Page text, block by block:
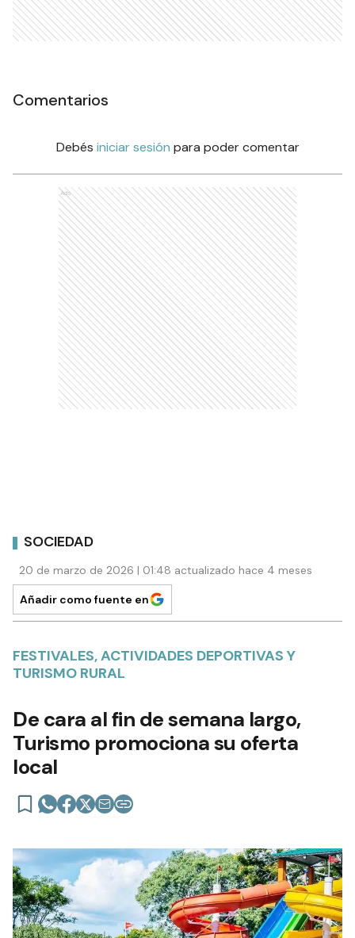
Comentarios
Debés iniciar sesión para poder comentar
Ads
SOCIEDAD
20 de marzo de 2026 | 01:48 actualizado hace 4 meses
Añadir como fuente en
FESTIVALES, ACTIVIDADES DEPORTIVAS Y
TURISMO RURAL
De cara al fin de semana largo,
Turismo promociona su oferta
local